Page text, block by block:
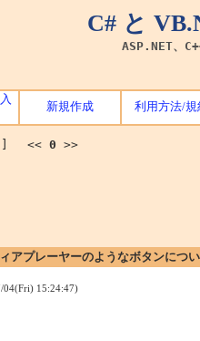
C# と
ASP.NET、
新規作成 利用方法/規
)] << 0 >>
アプレーヤーのようなボタンにつ
04(Fri) 15:24:47)